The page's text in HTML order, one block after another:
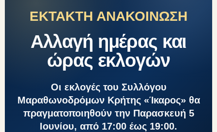
ΕΚΤΑΚΤΗ ΑΝΑΚΟΙΝΩΣΗ
Αλλαγή ημέρας και
ώρας εκλογών
Οι εκλογές του Συλλόγου
Μαραθωνοδρόμων Κρήτης «Ίκαρος» θα
πραγματοποιηθούν την Παρασκευή 5
Ιουνίου, από 17:00 έως 19:00.